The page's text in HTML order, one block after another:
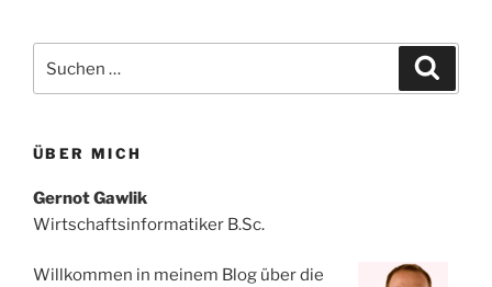
nach:
ÜBER MICH
Gernot Gawlik
Wirtschaftsinformatiker B.Sc.
Willkommen in meinem Blog über die